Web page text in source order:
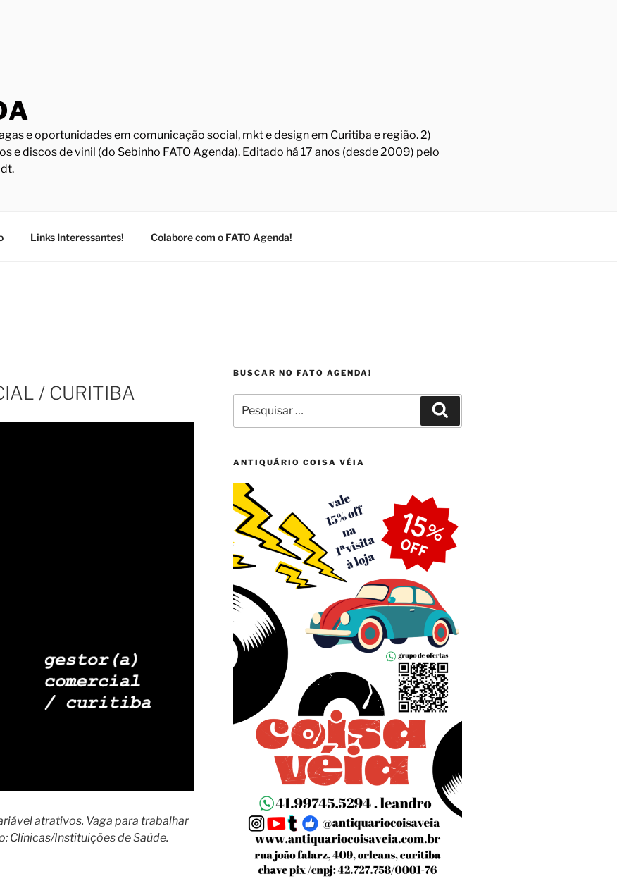
e oportunidades em comunicação social, mkt e design em Curitiba e região. 2)
e discos de vinil (do Sebinho FATO Agenda). Editado há 17 anos (desde 2009) pelo
Links Interessantes! Colabore com o FATO Agenda!
/ CURITIBA
atrativos. Vaga para trabalhar
Clínicas/Instituições de Saúde.
BUSCAR NO FATO AGENDA!
por:
ANTIQUÁRIO COISA VÉIA